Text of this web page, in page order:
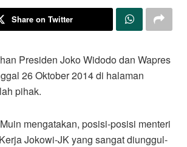
Share on Twitter
Presiden Joko Widodo dan Wapres
26 Oktober 2014 di halaman
pihak.
mengatakan, posisi-posisi menteri
Jokowi-JK yang sangat diunggul-